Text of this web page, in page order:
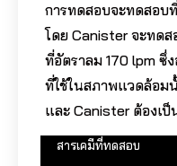
การทดสอบจะทดสอบ
โดย Canister จะทดส
ที่อัตราลม 170 lpm ซึ่
ที่ใช้ในสภาพแวดล้อม
และ Canister ต้องเป็
สารเคมีที่ทดสอบ